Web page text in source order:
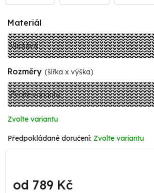
Materiál
Rozměry (šířka x výška)
Zvolte variantu
Zvolte variantu
od 789 Kč